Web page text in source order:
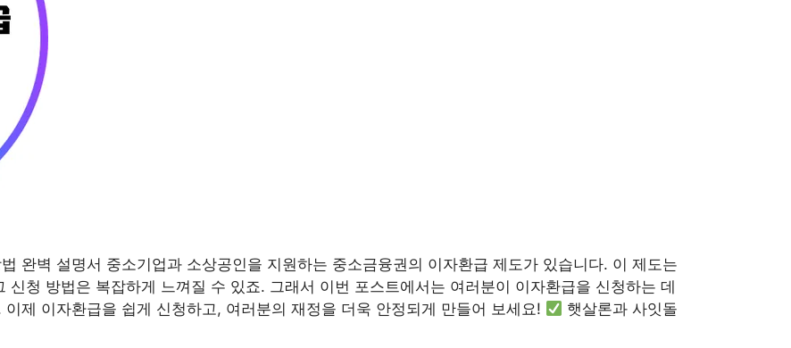
완벽 설명서 중소기업과 소상공인을 지원하는 중소금융권의 이자환급 제도가 있습니다. 이 제도는
청 방법은 복잡하게 느껴질 수 있죠. 그래서 이번 포스트에서는 여러분이 이자환급을 신청하는 데
제 이자환급을 쉽게 신청하고, 여러분의 재정을 더욱 안정되게 만들어 보세요!
햇살론과 사잇돌